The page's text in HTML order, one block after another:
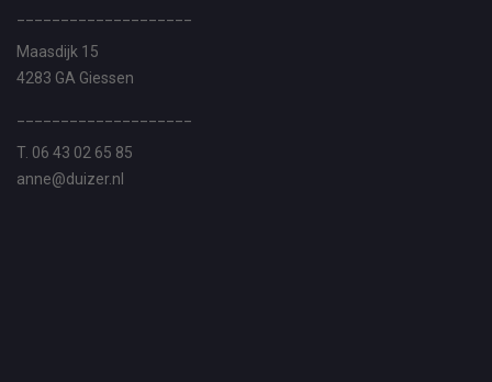
Maasdijk 15
4283 GA Giessen
T. 06 43 02 65 85
anne@duizer.nl